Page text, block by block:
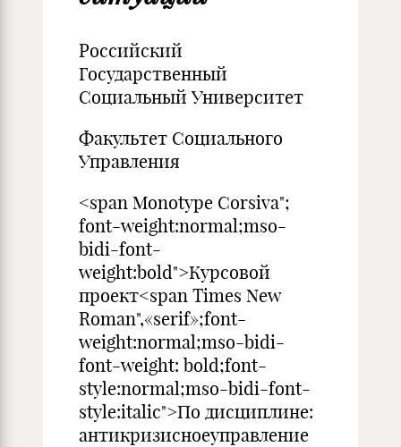
Российский
Государственный
Социальный Университет
Факультет Социального
Управления
<span Monotype Corsiva";
font-weight:normal;mso-
bidi-font-
weight:bold">Курсовой
проект<span Times New
Roman",«serif»;font-
weight:normal;mso-bidi-
font-weight: bold;font-
style:normal;mso-bidi-font-
style:italic">По дисциплине:
антикризисноеуправление